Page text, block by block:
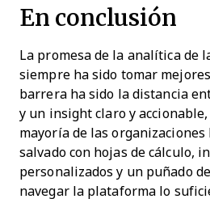
En conclusión
La promesa de la analítica de
siempre ha sido tomar
barrera ha sido la distancia
y un insight claro y
mayoría de las
salvado con hojas de cálculo,
personalizados y un puñado
navegar la plataforma lo